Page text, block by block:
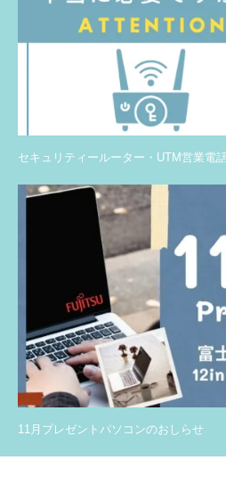
セキュリティールーター・UTM営業電
11月プレゼントパソコンのおしらせ